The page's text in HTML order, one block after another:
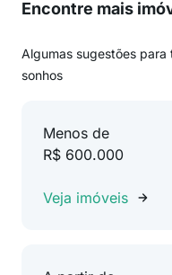
Encontre mais
Algumas sugestões
sonhos
Menos de
R$ 600.000
Veja imóveis